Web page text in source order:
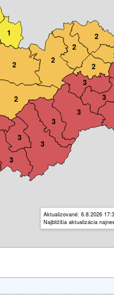
Aktualizované: 6.8.2026
Najbližšia aktualizácia
2
1
2
3
3
3
3
2
2
2
2
3
3
3